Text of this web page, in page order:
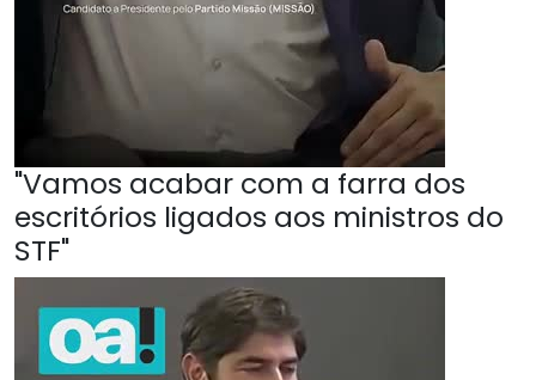
"Vamos acabar com a farra dos
escritórios ligados aos ministros do
STF"